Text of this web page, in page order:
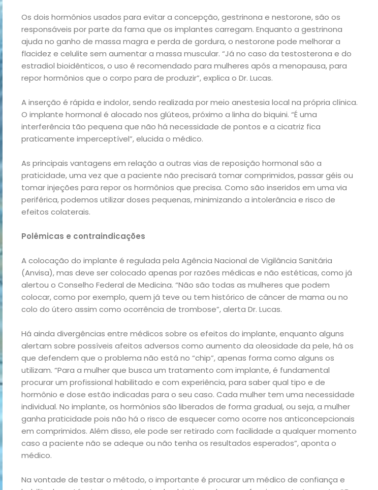
Início
Academia
Beleza
Bora
lá!
Casa
e
Decoração
Exclusiva
Mães
&
Filhos
Notícias
Opinião
Pets
Os dois hormônios usados para evitar a concepção, gestrinona e nestorone, são os
responsáveis por parte da fama que os implantes carregam. Enquanto a gestrinona
ajuda no ganho de massa magra e perda de gordura, o nestorone pode melhorar a
flacidez e celulite sem aumentar a massa muscular. “Já no caso da testosterona e do
estradiol bioidênticos, o uso é recomendado para mulheres após a menopausa, para
repor hormônios que o corpo para de produzir”, explica o Dr. Lucas.
A inserção é rápida e indolor, sendo realizada por meio anestesia local na própria clínica.
O implante hormonal é alocado nos glúteos, próximo a linha do biquini. “É uma
interferência tão pequena que não há necessidade de pontos e a cicatriz fica
praticamente imperceptível”, elucida o médico.
As principais vantagens em relação a outras vias de reposição hormonal são a
praticidade, uma vez que a paciente não precisará tomar comprimidos, passar géis ou
tomar injeções para repor os hormônios que precisa. Como são inseridos em uma via
periférica, podemos utilizar doses pequenas, minimizando a intolerância e risco de
efeitos colaterais.
Polêmicas e contraindicações
A colocação do implante é regulada pela Agência Nacional de Vigilância Sanitária
(Anvisa), mas deve ser colocado apenas por razões médicas e não estéticas, como já
alertou o Conselho Federal de Medicina. “Não são todas as mulheres que podem
colocar, como por exemplo, quem já teve ou tem histórico de câncer de mama ou no
colo do útero assim como ocorrência de trombose”, alerta Dr. Lucas.
Há ainda divergências entre médicos sobre os efeitos do implante, enquanto alguns
alertam sobre possíveis afeitos adversos como aumento da oleosidade da pele, há os
que defendem que o problema não está no “chip”, apenas forma como alguns os
utilizam. “Para a mulher que busca um tratamento com implante, é fundamental
procurar um profissional habilitado e com experiência, para saber qual tipo e de
hormônio e dose estão indicadas para o seu caso. Cada mulher tem uma necessidade
individual. No implante, os hormônios são liberados de forma gradual, ou seja, a mulher
ganha praticidade pois não há o risco de esquecer como ocorre nos anticoncepcionais
em comprimidos. Além disso, ele pode ser retirado com facilidade a qualquer momento
caso a paciente não se adeque ou não tenha os resultados esperados”, aponta o
médico.
Na vontade de testar o método, o importante é procurar um médico de confiança e